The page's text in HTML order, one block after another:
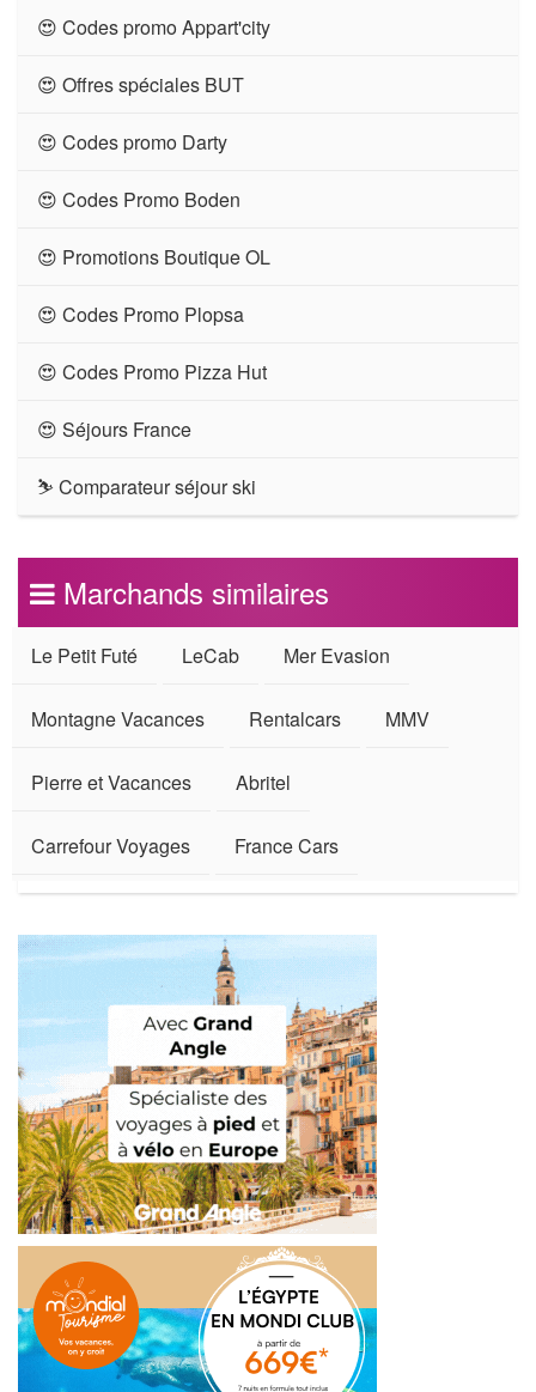
😍 Codes promo Appart'city
😍 Offres spéciales BUT
😍 Codes promo Darty
😍 Codes Promo Boden
😍 Promotions Boutique OL
😍 Codes Promo Plopsa
😍 Codes Promo Pizza Hut
😍 Séjours France
⛷ Comparateur séjour ski
Marchands similaires
Le Petit Futé LeCab Mer Evasion
Montagne Vacances Rentalcars MMV
Pierre et Vacances Abritel
Carrefour Voyages France Cars